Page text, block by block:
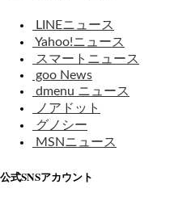
LINEニュース
Yahoo!ニュース
スマートニュース
goo News
dmenu ニュース
ノアドット
グノシー
MSNニュース
公式SNSアカウント